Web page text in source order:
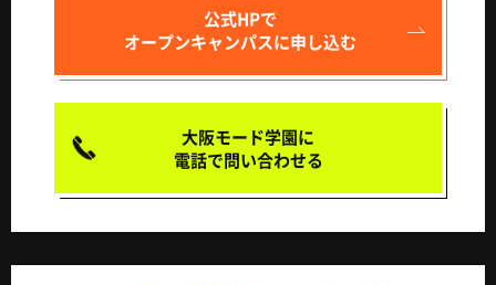
公式HPで
オープンキャンパスに申し込む
大阪モード学園に
電話で問い合わせる